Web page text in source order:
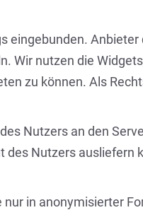
eingebunden. Anbieter
Wir nutzen die
zu können. Als
Nutzers an den
des Nutzers ausliefern
in anonymisierter